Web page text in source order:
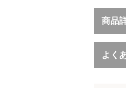
商品
よく